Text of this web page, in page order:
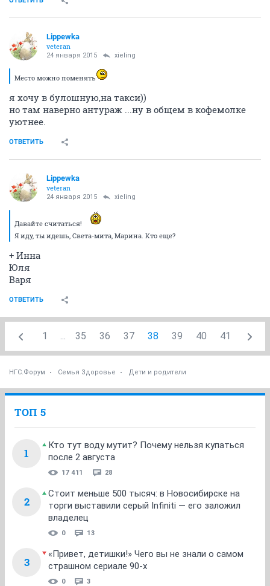
Lippewka
veteran
24 января 2015 xieling
Место можно поменять
я хочу в булошную,на такси))
но там наверно антураж ...ну в общем в кофемолке
уютнее.
ОТВЕТИТЬ
Lippewka
veteran
24 января 2015 xieling
Давайте считаться!
Я иду, ты идешь, Света-мита, Марина. Кто еще?
+ Инна
Юля
Варя
ОТВЕТИТЬ
1 ... 35 36 37 38 39 40 41
НГС.Форум Семья Здоровье Дети и родители
ТОП 5
1
Кто тут воду мутит? Почему нельзя купаться
после 2 августа
17 411 28
2
Стоит меньше 500 тысяч: в Новосибирске на
торги выставили серый Infiniti — его заложил
владелец
0 13
3
«Привет, детишки!» Чего вы не знали о самом
страшном сериале 90-х
0 3